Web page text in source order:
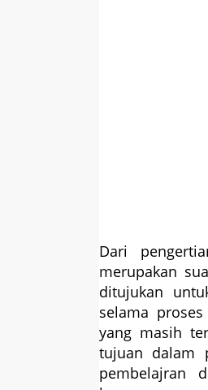
Dari
merupakan
ditujukan
selama
yang masih
tujuan dalam
pembelajran